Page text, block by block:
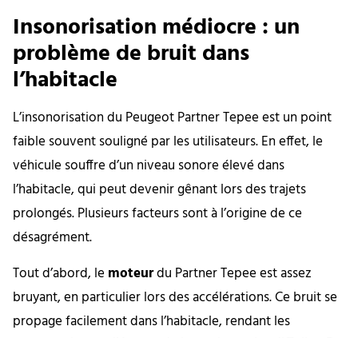
Insonorisation médiocre : un
problème de bruit dans
l’habitacle
L’insonorisation du Peugeot Partner Tepee est un point
faible souvent souligné par les utilisateurs. En effet, le
véhicule souffre d’un niveau sonore élevé dans
l’habitacle, qui peut devenir gênant lors des trajets
prolongés. Plusieurs facteurs sont à l’origine de ce
désagrément.
Tout d’abord, le moteurdu Partner Tepee est assez
bruyant, en particulier lors des accélérations. Ce bruit se
propage facilement dans l’habitacle, rendant les